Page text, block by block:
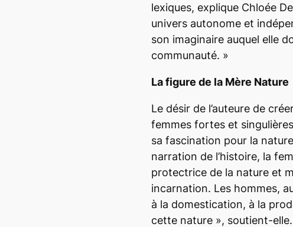
lexiques, explique Chloée
univers autonome et
son imaginaire auquel elle
communauté. »
La figure de la Mère Nature
Le désir de l’auteure de
femmes fortes et
sa fascination pour la
narration de l’histoire, la
protectrice de la nature et
incarnation. Les hommes,
à la domestication, à la
cette nature », soutient-elle.